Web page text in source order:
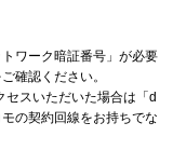
ワーク暗証番号」が必要
ご確認ください。
スいただいた場合は「d
の契約回線をお持ちでな